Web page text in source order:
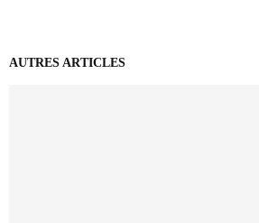
AUTRES ARTICLES